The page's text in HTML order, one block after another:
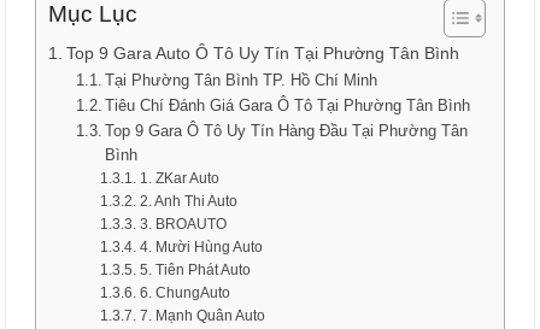
Mục Lục
Top 9 Gara Auto Ô Tô Uy Tín Tại Phường Tân Bình
Tại Phường Tân Bình TP. Hồ Chí Minh
Tiêu Chí Đánh Giá Gara Ô Tô Tại Phường Tân Bình
Top 9 Gara Ô Tô Uy Tín Hàng Đầu Tại Phường Tân
Bình
1. ZKar Auto
2. Anh Thi Auto
3. BROAUTO
4. Mười Hùng Auto
5. Tiên Phát Auto
6. ChungAuto
7. Mạnh Quân Auto